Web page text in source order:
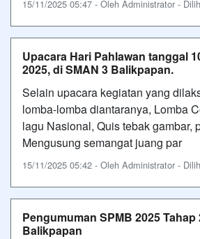
15/11/2025 05:47 - Oleh Administrator -
Upacara Hari Pahlawan tanggal
2025, di SMAN 3 Balikpapan.
Selain upacara kegiatan yang
lomba-lomba diantaranya, Lomba
lagu Nasional, Quis tebak gambar,
Mengusung semangat juang par
15/11/2025 05:42 - Oleh Administrator -
Pengumuman SPMB 2025 Tahap
Balikpapan